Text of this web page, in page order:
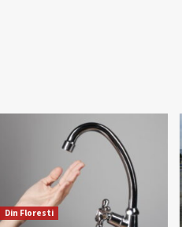
Din Floresti